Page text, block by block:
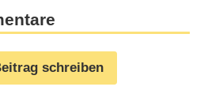
schreiben